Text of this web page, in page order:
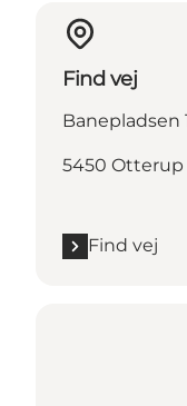
Find vej
Banepladsen
5450 Otterup
Find vej